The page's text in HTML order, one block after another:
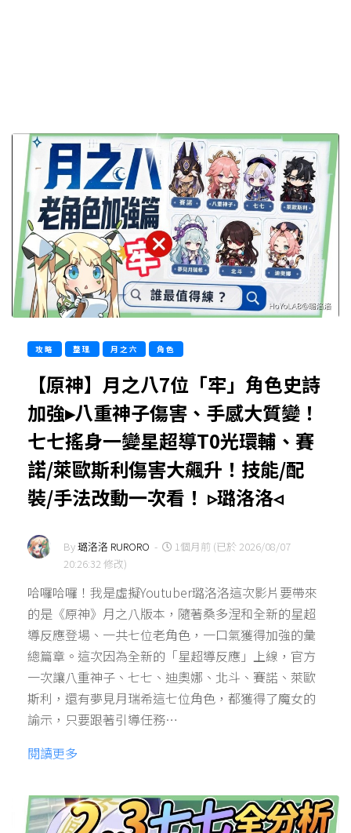
攻略 整理 月之六 角色
【原神】月之八7位「牢」角色史詩
加強▸八重神子傷害、手感大質變！
七七搖身一變星超導T0光環輔、賽
諾/萊歐斯利傷害大飆升！技能/配
裝/手法改動一次看！ ▹璐洛洛◃
By璐洛洛 RURORO -
1個月前 (已於 2026/08/07
20:26:32 修改)
哈囉哈囉！我是虛擬Youtuber璐洛洛這次影片要帶來
的是《原神》月之八版本，隨著桑多涅和全新的星超
導反應登場、一共七位老角色，一口氣獲得加強的彙
總篇章。這次因為全新的「星超導反應」上線，官方
一次讓八重神子、七七、迪奧娜、北斗、賽諾、萊歐
斯利，還有夢見月瑞希這七位角色，都獲得了魔女的
諭示，只要跟著引導任務…
閱讀更多